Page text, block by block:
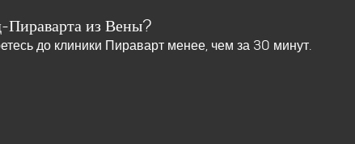
Пираварта из Вены?
до клиники Пираварт менее, чем за 30 минут.